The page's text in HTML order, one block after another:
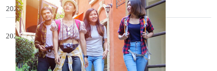
2025-01-10 18:46 保游网
2024年，是考验 与启示并存的一年。